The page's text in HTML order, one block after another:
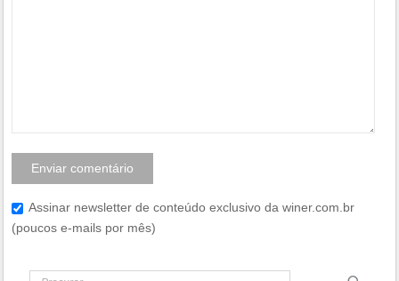
Assinar newsletter de conteúdo exclusivo da winer.com.br
(poucos e-mails por mês)